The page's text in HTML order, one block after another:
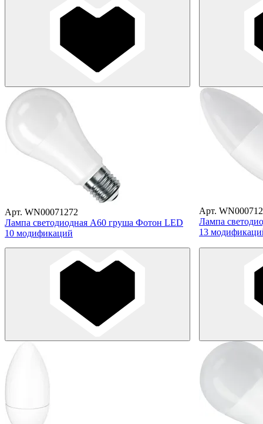
Арт. WN00071272
Лампа светодиодная A60 груша Фотон LED
10 модификаций
Арт.
Лампа
13